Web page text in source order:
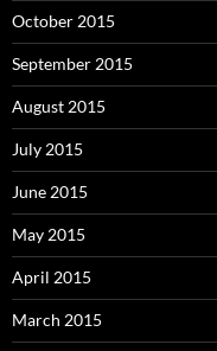
October 2015
September 2015
August 2015
July 2015
June 2015
May 2015
April 2015
March 2015